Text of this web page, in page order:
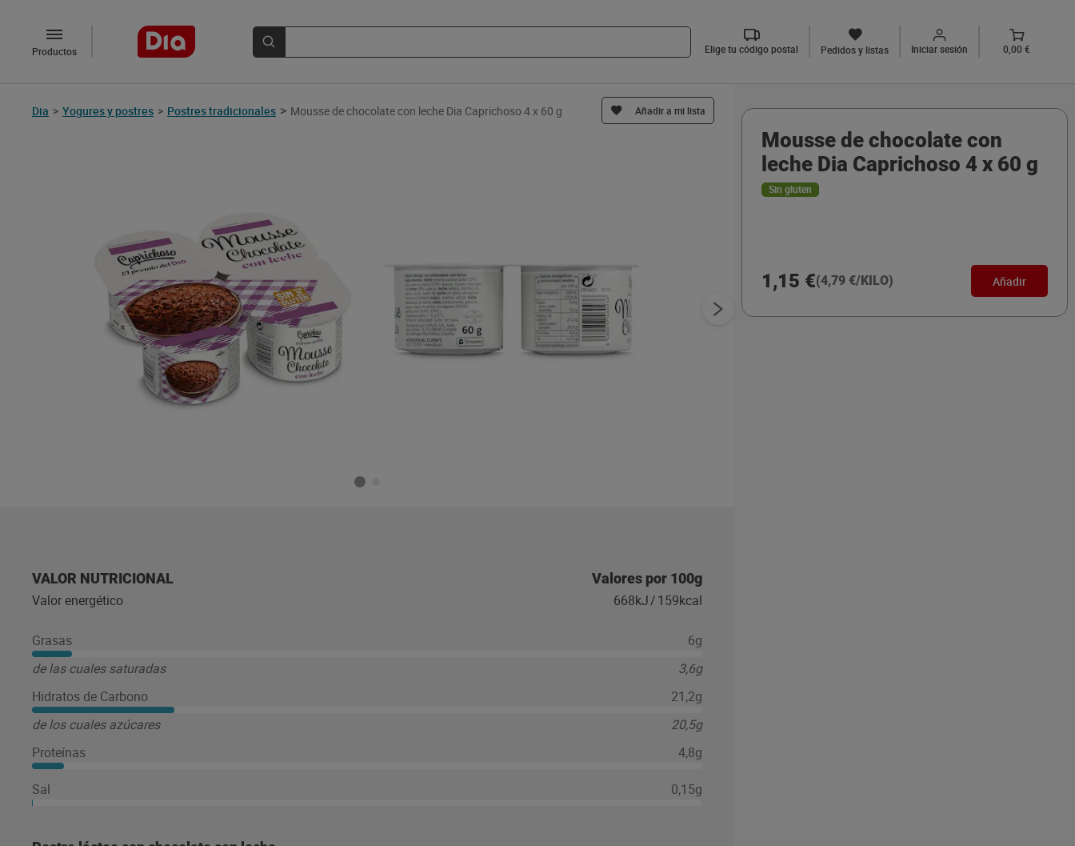
Productos Elige tu código postal Pedidos y listas Iniciar sesión 0,00 €
Dia > Yogures y postres > Postres tradicionales > Mousse de chocolate con leche Dia Caprichoso 4 x 60 g Añadir a mi lista
VALOR NUTRICIONAL Valores por 100g
Valor energético 668kJ/159kcal
Grasas
6g
de las cuales saturadas
3,6g
Hidratos de Carbono
21,2g
de los cuales azúcares
20,5g
Proteínas
4,8g
Sal 0,15g
Mousse de chocolate con
leche Dia Caprichoso 4 x 60 g
Sin gluten
1,15 €(4,79 €/KILO) Añadir